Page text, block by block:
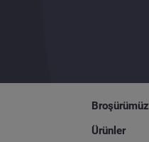
Broşürümüz
Ürünler